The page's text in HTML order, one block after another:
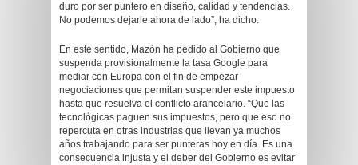
duro por ser puntero en diseño, calidad y tendencias.
No podemos dejarle ahora de lado”, ha dicho.
En este sentido, Mazón ha pedido al Gobierno que
suspenda provisionalmente la tasa Google para
mediar con Europa con el fin de empezar
negociaciones que permitan suspender este impuesto
hasta que resuelva el conflicto arancelario. “Que las
tecnológicas paguen sus impuestos, pero que eso no
repercuta en otras industrias que llevan ya muchos
años trabajando para ser punteras hoy en día. Es una
consecuencia injusta y el deber del Gobierno es evitar